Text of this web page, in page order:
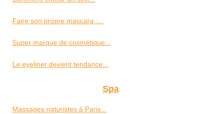
Faire son propre mascara :...
Super marque de cosmétique...
Le eyeliner devient tendance...
Spa
Massages naturistes à Paris...